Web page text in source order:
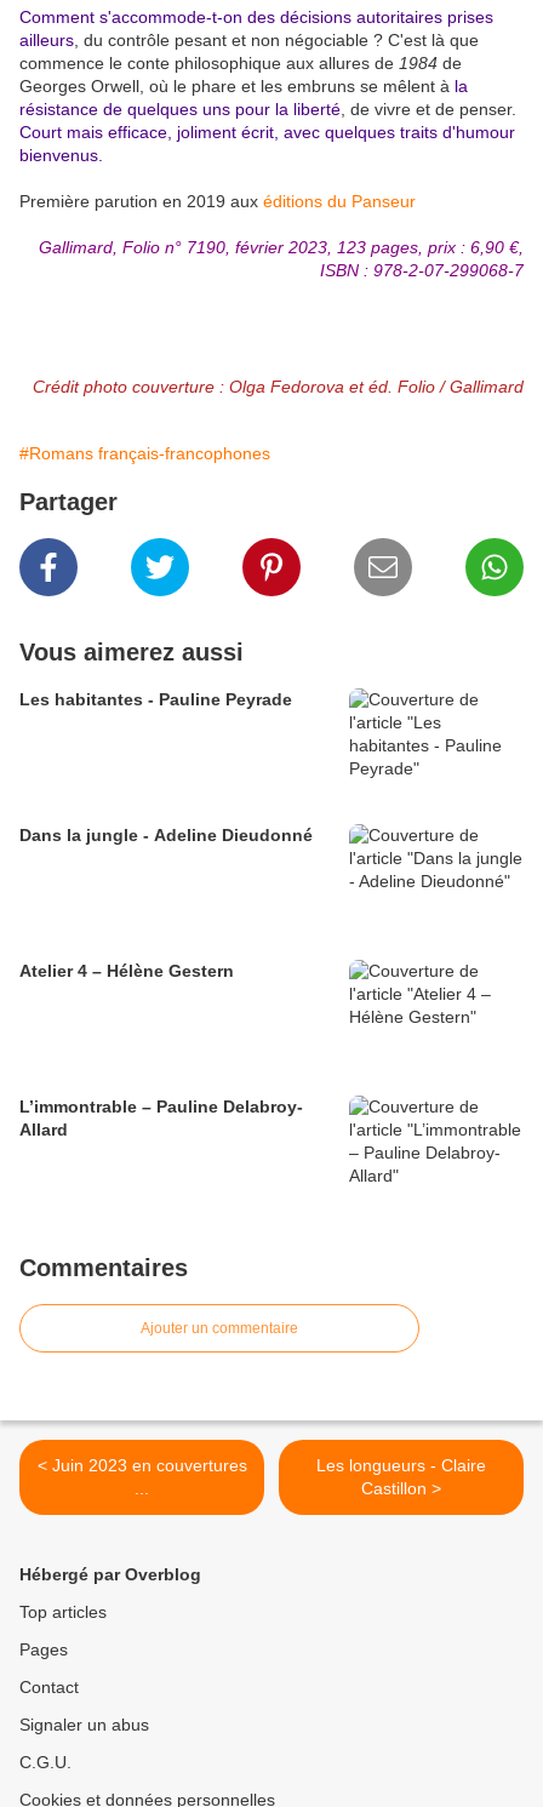
Comment s'accommode-t-on des décisions autoritaires prises
ailleurs , du contrôle pesant et non négociable ? C'est là que
commence le conte philosophique aux allures de 1984 de
Georges Orwell, où le phare et les embruns se mêlent à la
résistance de quelques uns pour la liberté , de vivre et de penser.
Court mais efficace, joliment écrit, avec quelques traits d'humour
bienvenus.
Première parution en 2019 aux éditions du Panseur
Gallimard, Folio n° 7190, février 2023, 123 pages, prix : 6,90 €,
ISBN : 978-2-07-299068-7
Crédit photo couverture : Olga Fedorova et éd. Folio / Gallimard
#Romans français-francophones
Partager
Vous aimerez aussi
Les habitantes - Pauline Peyrade
Dans la jungle - Adeline Dieudonné
Atelier 4 – Hélène Gestern
L’immontrable – Pauline Delabroy-
Allard
Commentaires
Ajouter un commentaire
< Juin 2023 en couvertures
Les longueurs - Claire
Castillon >
Hébergé par Overblog
Top articles
Pages
Contact
Signaler un abus
C.G.U.
Cookies et données personnelles